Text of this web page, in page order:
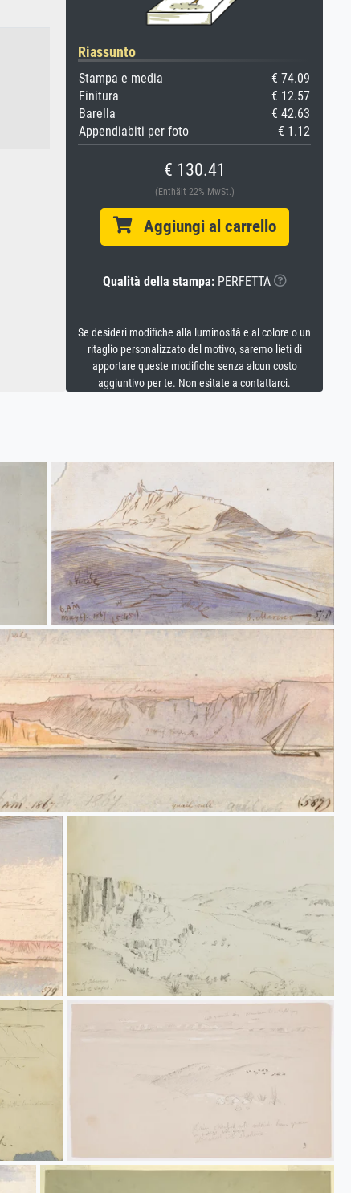
Riassunto
Stampa e media
€ 74.09
Finitura
€ 12.57
Barella
€ 42.63
Appendiabiti per foto
€ 1.12
€ 130.41
(Enthält 22% MwSt.)
Aggiungi al carrello
Qualità della stampa:PERFETTA
Se desideri modifiche alla luminosità e al colore o un
ritaglio personalizzato del motivo, saremo lieti di
apportare queste modifiche senza alcun costo
aggiuntivo per te. Non esitate a contattarci.